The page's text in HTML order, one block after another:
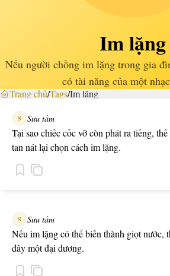
Im lặng
Nếu người chồng im lặng trong gia
có tài năng của một
Trang chủ/Tags/Im lặng
S Sưu tầm
Tại sao chiếc cốc vỡ còn phát ra tiếng,
tan nát lại chọn cách im lặng.
S Sưu tầm
Nếu im lặng có thể biến thành giọt nước,
đây một đại dương.